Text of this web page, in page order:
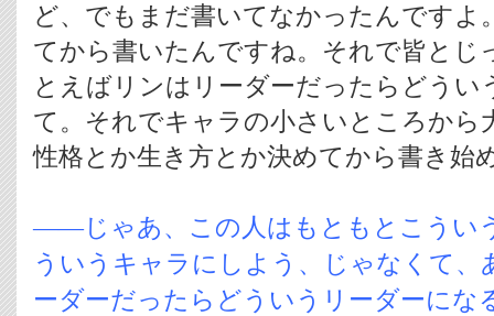
ど、でもまだ書いてなかったんですよ
てから書いたんですね。それで皆とじ
とえばリンはリーダーだったらどうい
て。それでキャラの小さいところから
性格とか生き方とか決めてから書き始
――じゃあ、この人はもともとこうい
ういうキャラにしよう、じゃなくて、
ーダーだったらどういうリーダーにな